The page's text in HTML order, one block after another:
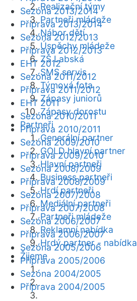
Realizační týmy
Partneři mládeže
Nábor dětí
Úspěchy mládeže
ZŠ Labská
SMS servis
Týmová fota
Zápasy juniorů
Zápasy dorostu
Partneři
Generální partner
GOLD hlavní partner
Hlavní partneři
Business partneři
Hrdí partneři
Mediální partneři
Partneři mládeže
Reklamní nabídka
Hrdý partner - nabídka
Žijeme
Sezóna 2013/2014
Příprava 2013/2014
Sezóna 2012/2013
Příprava 2012/2013
EHT 2012
Sezóna 2011/2012
Příprava 2011/2012
EHT 2011
Sezóna 2010/2011
Příprava 2010/2011
Sezóna 2009/2010
Příprava 2009/2010
Sezóna 2008/2009
Příprava 2008/2009
Sezóna 2007/2008
Příprava 2007/2008
Sezóna 2006/2007
Příprava 2006/2007
Sezóna 2005/2006
Příprava 2005/2006
Sezóna 2004/2005
Příprava 2004/2005